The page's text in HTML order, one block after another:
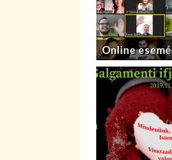
Online